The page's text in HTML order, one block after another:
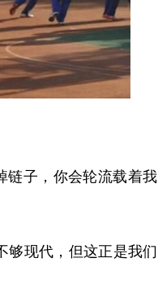
子，你会轮流载着
现代，但这正是我